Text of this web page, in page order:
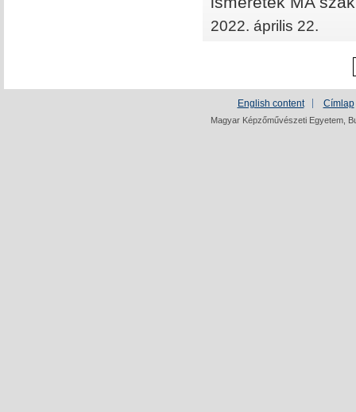
2022. április 22.
English content Címlap
Magyar Képzőművészeti Egyetem,